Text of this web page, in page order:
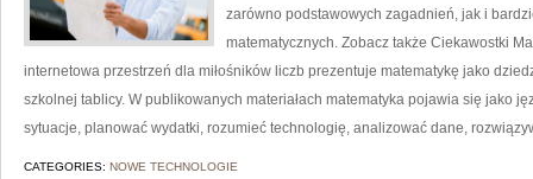
zarówno podstawowych zagadnień, jak i
matematycznych. Zobacz także Ciekawostki
internetowa przestrzeń dla miłośników liczb prezentuje matematykę jako
szkolnej tablicy. W publikowanych materiałach matematyka pojawia się jako
sytuacje, planować wydatki, rozumieć technologię, analizować dane,
CATEGORIES: NOWE TECHNOLOGIE